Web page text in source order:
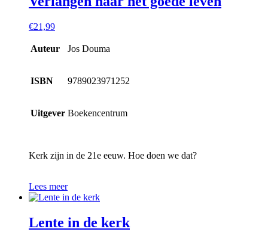
€21,99
Auteur Jos Douma
ISBN 9789023971252
Uitgever Boekencentrum
Kerk zijn in de 21e eeuw. Hoe doen we dat?
Lees meer
Lente in de kerk